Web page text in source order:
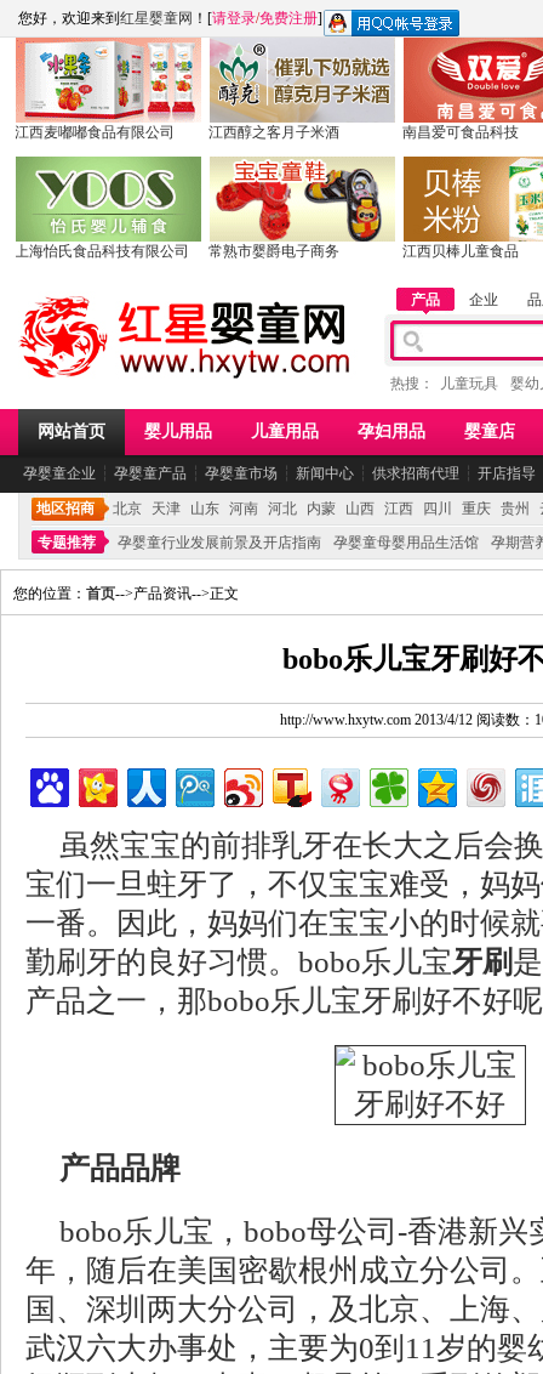
您好，欢迎来到 红星婴童网 ！[请登录/免费注册]
江西麦嘟嘟食品有限公司 江西醇之客月子米酒 南昌爱可食品科技
上海怡氏食品科技有限公司 常熟市婴爵电子商务 江西贝棒儿童食品
产品 企业
热搜： 儿童玩具 婴幼
网站首页 婴儿用品 儿童用品 孕妇用品 婴童店
孕婴童企业 ┆ 孕婴童产品 ┆ 孕婴童市场 ┆ 新闻中心 ┆ 供求招商代理 ┆ 开店指导
地区招商 北京 天津 山东 河南 河北 内蒙 山西 江西 四川 重庆 贵州
专题推荐
孕婴童行业发展前景及开店指南 孕婴童母婴用品生活馆 孕期营
您的位置： 首页-->产品资讯-->正文
bobo乐儿宝牙刷好
http://www.hxytw.com 2013/4/12 阅读数：
虽然宝宝的前排乳牙在长大之后会
宝们一旦蛀牙了，不仅宝宝难受，妈
一番。因此，妈妈们在宝宝小的时候
勤刷牙的良好习惯。bobo乐儿宝牙刷
产品之一，那bobo乐儿宝牙刷好不好
产品品牌
bobo乐儿宝，bobo母公司-香港新兴
年，随后在美国密歇根州成立分公司
国、深圳两大分公司，及北京、上海
武汉六大办事处，主要为0到11岁的婴